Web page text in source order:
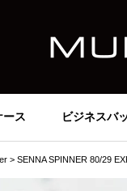
ース ビジネスバ
SENNA SPINNER 80/29